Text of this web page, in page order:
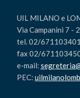
UIL MILANO e
Via Campanini 7 -
tel. 02/671103401
fax 02/
e-mail:
PEC: